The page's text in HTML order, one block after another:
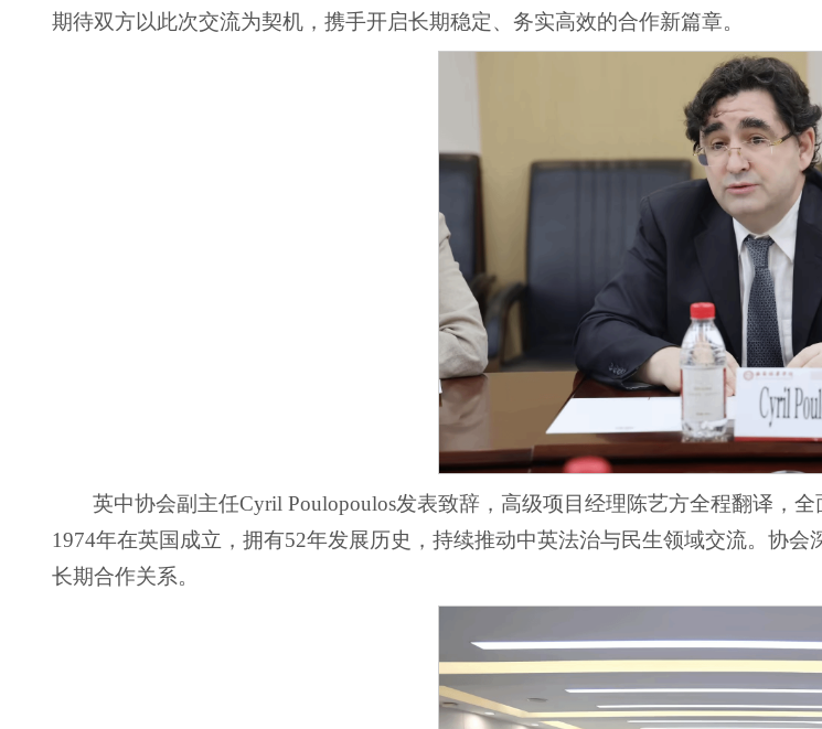
期待双方以此次交流为契机，携手开启长期稳定、务实高效的合作新篇章。
英中协会副主任Cyril Poulopoulos发表致辞，高级项目经理陈艺方全程翻译，
1974年在英国成立，拥有52年发展历史，持续推动中英法治与民生领域交流。协
长期合作关系。